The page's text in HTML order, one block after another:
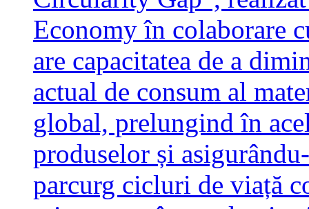
Economy în colaborare
are capacitatea de a
actual de consum al
global, prelungind în
produselor și
parcurg cicluri de viață